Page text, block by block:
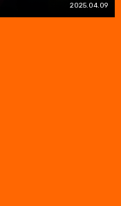
2025.04.09